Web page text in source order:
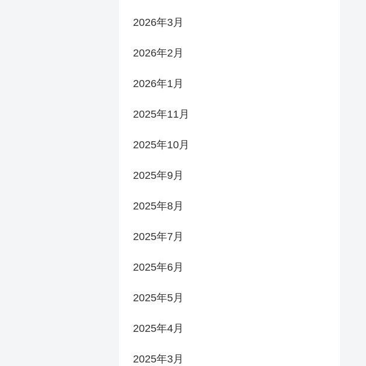
2026年3月
2026年2月
2026年1月
2025年11月
2025年10月
2025年9月
2025年8月
2025年7月
2025年6月
2025年5月
2025年4月
2025年3月